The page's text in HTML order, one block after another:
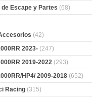
Escape y Partes (68)
(42)
2023- (247)
2019-2022 (293)
HP4/ 2009-2018 (652)
Racing (315)